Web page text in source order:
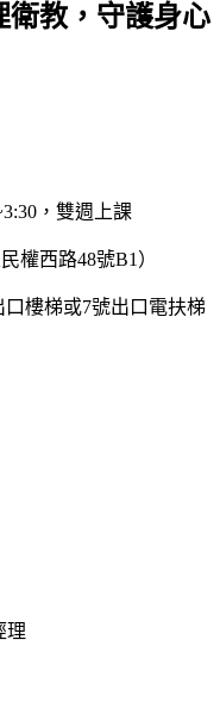
衛教，守護身心
，雙週上課
權西路48號B1）
樓梯或7號出口電扶梯
理